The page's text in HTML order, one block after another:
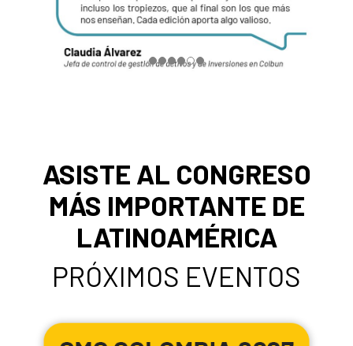
ASISTE AL CONGRESO
MÁS IMPORTANTE DE
LATINOAMÉRICA
PRÓXIMOS EVENTOS